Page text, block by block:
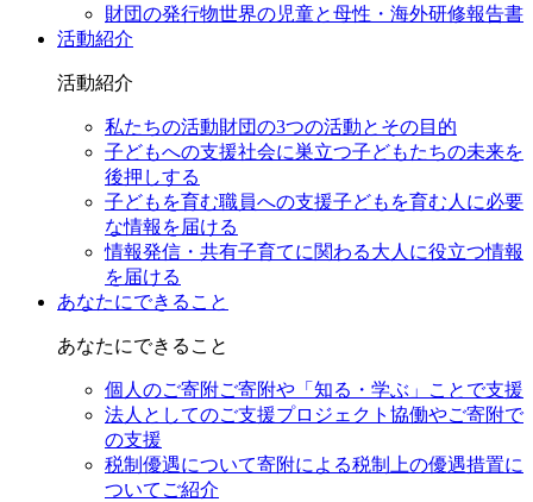
財団の発行物世界の児童と母性・海外研修報告書
活動紹介
活動紹介
私たちの活動財団の3つの活動とその目的
子どもへの支援社会に巣立つ子どもたちの未来を
後押しする
子どもを育む職員への支援子どもを育む人に必要
な情報を届ける
情報発信・共有子育てに関わる大人に役立つ情報
を届ける
あなたにできること
あなたにできること
個人のご寄附ご寄附や「知る・学ぶ」ことで支援
法人としてのご支援プロジェクト協働やご寄附で
の支援
税制優遇について寄附による税制上の優遇措置に
ついてご紹介